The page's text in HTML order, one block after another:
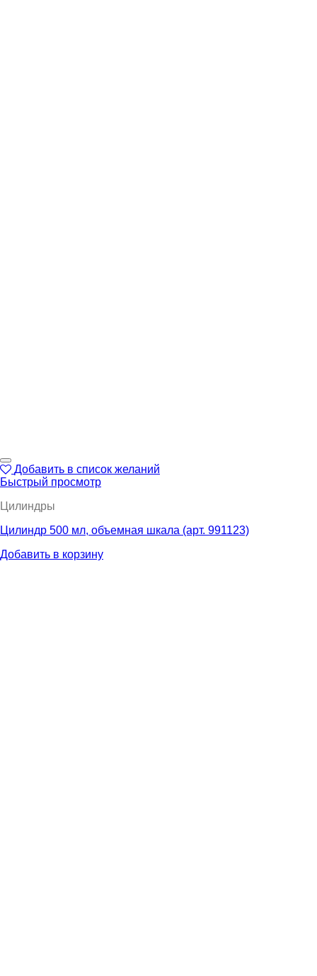
Добавить в список желаний
Быстрый просмотр
Цилиндры
Цилиндр 500 мл, объемная шкала (арт. 991123)
Добавить в корзину